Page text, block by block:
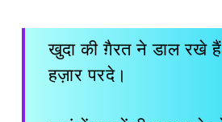
खुदा की ग़ैरत ने डाल रखे
हज़ार परदे।